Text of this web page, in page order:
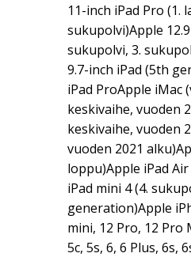
11-inch iPad Pro (1.
sukupolvi)Apple
sukupolvi, 3.
9.7-inch iPad (5th
iPad ProApple iMac
keskivaihe, vuoden
keskivaihe, vuoden
vuoden 2021
loppu)Apple iPad
iPad mini 4 (4.
generation)Apple
mini, 12 Pro, 12 Pro
5c, 5s, 6, 6 Plus, 6s,